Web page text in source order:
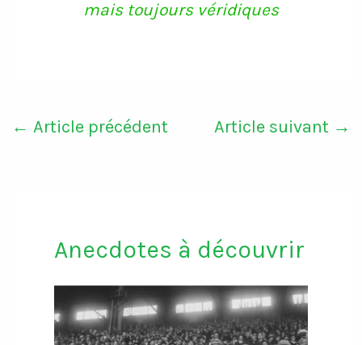
mais toujours véridiques
← Article précédent Article suivant →
Anecdotes à découvrir